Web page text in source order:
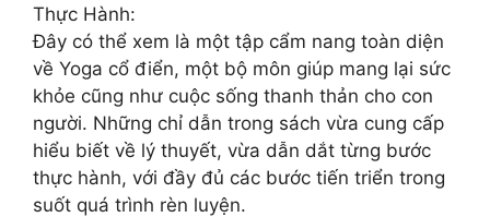
Thực Hành:
Đây có thể xem là một tập cẩm nang toàn diện
về Yoga cổ điển, một bộ môn giúp mang lại sức
khỏe cũng như cuộc sống thanh thản cho con
người. Những chỉ dẫn trong sách vừa cung cấp
hiểu biết về lý thuyết, vừa dẫn dắt từng bước
thực hành, với đầy đủ các bước tiến triển trong
suốt quá trình rèn luyện.